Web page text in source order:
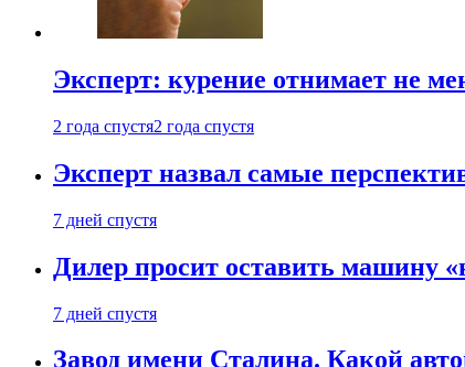
Эксперт: курение отнимает не
2 года спустя2 года спустя
Эксперт назвал самые
7 дней спустя
Дилер просит оставить машину
7 дней спустя
Завод имени Сталина. Какой